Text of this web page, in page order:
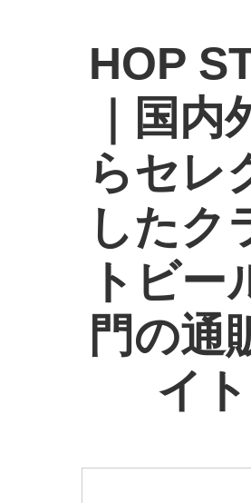
HOP
｜国内
らセレ
したク
トビー
門の通
イト